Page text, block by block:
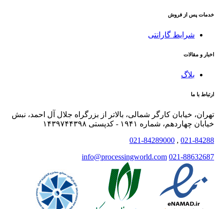
خدمات پس از فروش
شرایط گارانتی
اخبار و مقالات
بلاگ
ارتباط با ما
تهران، خیابان کارگر شمالی، بالاتر از بزرگراه جلال آل احمد، نبش
خیابان چهاردهم، شماره ۱۹۴۱ - کدپستی ۱۴۳۹۷۴۴۳۹۸
021-84288
,
021-84289000
021-88632687
info@processingworld.com